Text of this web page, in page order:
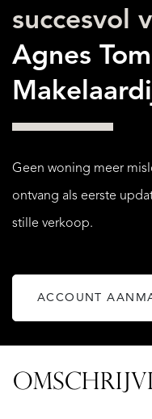
succesvol
Agnes
Geen woning meer
ontvang als eerste
stille verkoop.
ACCOUNT